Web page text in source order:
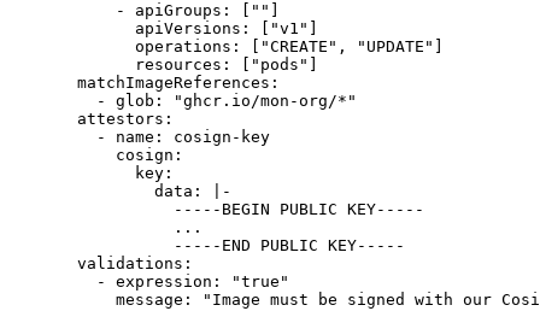
- apiGroups : [ ""
apiVersions : [ "v1 "
operations : [ "CREATE " , " UPDATE "
resources : [ " pods "
matchImageReferences :
- glob : "ghcr.io/mon-org/* "
attestors :
- name : cosign-key
cosign :
key :
data :
|-
-----BEGIN PUBLIC KEY-----
...
-----END PUBLIC KEY-----
validations :
- expression : "true "
message : " Image must be signed with our